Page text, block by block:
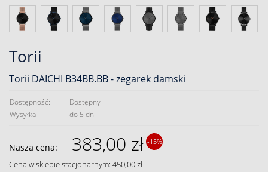
Torii
Torii DAICHI B34BB.BB - zegarek damski
Dostępność:
Dostępny
Wysyłka
do 5 dni
Nasza cena: 383,00 zł -15%
Cena w sklepie stacjonarnym: 450,00 zł